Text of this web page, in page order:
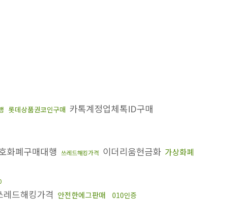
롯데상품권코인구매 카톡계정업체톡ID구매
화폐구매대행 쓰레드해킹가격 이더리움현금화 가상화폐
레드해킹가격 안전한에그판매 010인증